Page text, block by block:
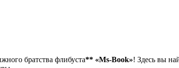
братства флибуста** «Ms-Book»! Здесь вы